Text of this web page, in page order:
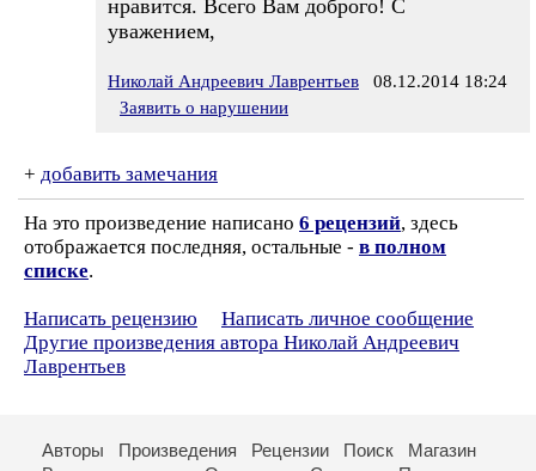
нравится. Всего Вам доброго! С
уважением,
Николай Андреевич Лаврентьев 08.12.2014 18:24
Заявить о нарушении
+ добавить замечания
На это произведение написано 6 рецензий, здесь
отображается последняя, остальные - в полном
списке.
Написать рецензию
Написать личное сообщение
Другие произведения автора Николай Андреевич
Лаврентьев
Авторы Произведения Рецензии Поиск
Магазин